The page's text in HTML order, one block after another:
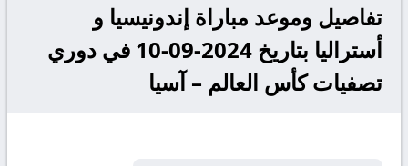
تفاصيل وموعد مباراة إندونيسيا و
أستراليا بتاريخ 2024-09-10 في دوري
تصفيات كأس العالم – آسيا